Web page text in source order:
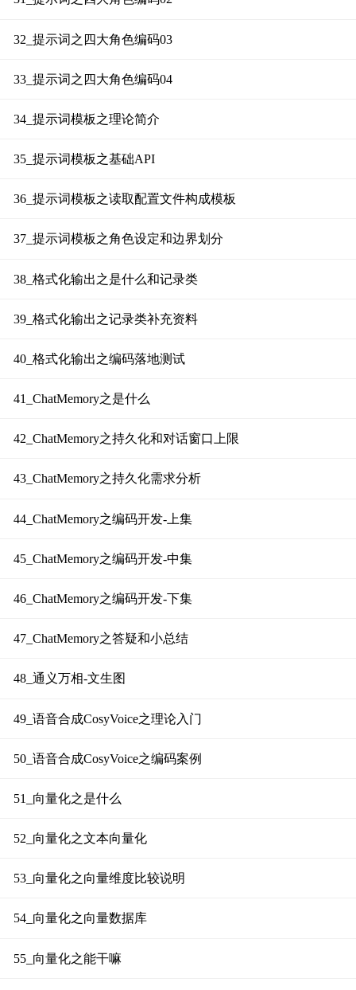
32_提示词之四大角色编码03
33_提示词之四大角色编码04
34_提示词模板之理论简介
35_提示词模板之基础API
36_提示词模板之读取配置文件构成模板
37_提示词模板之角色设定和边界划分
38_格式化输出之是什么和记录类
39_格式化输出之记录类补充资料
40_格式化输出之编码落地测试
41_ChatMemory之是什么
42_ChatMemory之持久化和对话窗口上限
43_ChatMemory之持久化需求分析
44_ChatMemory之编码开发-上集
45_ChatMemory之编码开发-中集
46_ChatMemory之编码开发-下集
47_ChatMemory之答疑和小总结
48_通义万相-文生图
49_语音合成CosyVoice之理论入门
50_语音合成CosyVoice之编码案例
51_向量化之是什么
52_向量化之文本向量化
53_向量化之向量维度比较说明
54_向量化之向量数据库
55_向量化之能干嘛